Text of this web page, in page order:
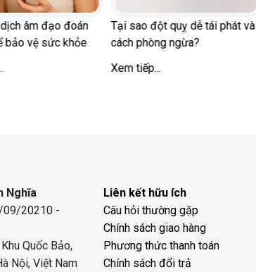
âm đạo đoán
bảo vệ sức khỏe
Tại sao đột quỵ dễ tái phát và
cách phòng ngừa?
Xem tiếp...
Nghĩa
09/20210 -
Quốc Bảo,
Nội, Việt Nam
Liên kết hữu ích
Câu hỏi thường gặp
Chính sách giao hàng
Phương thức thanh toán
Chính sách đổi trả